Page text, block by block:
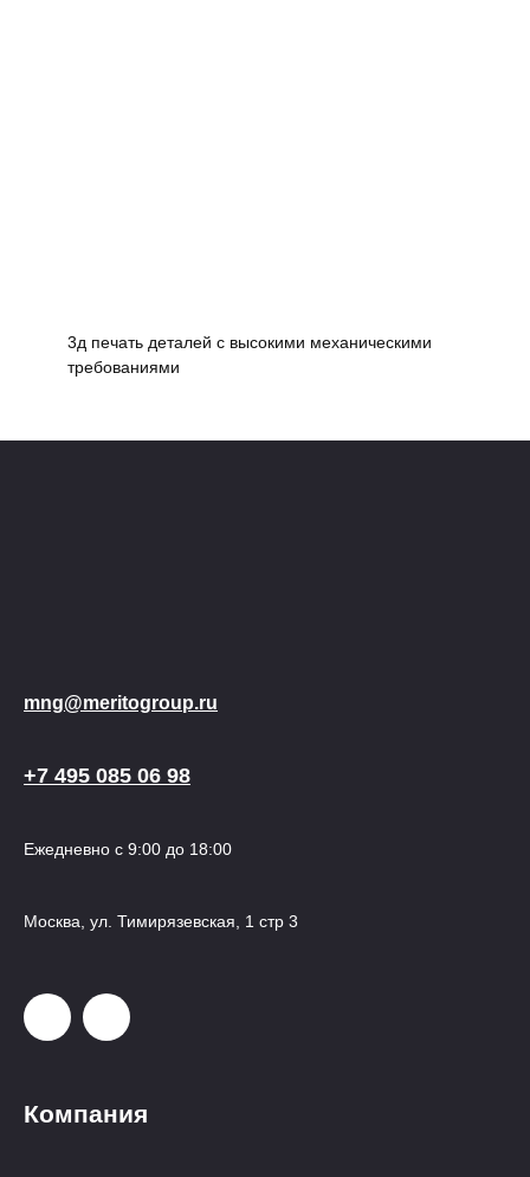
3д печать деталей с высокими механическими
требованиями
mng@meritogroup.ru
+7 495 085 06 98
Ежедневно с 9:00 до 18:00
Москва, ул. Тимирязевская, 1 стр 3
Компания